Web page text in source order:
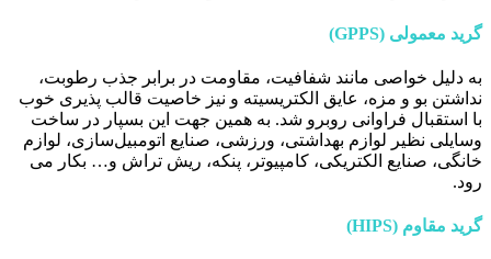
گرید معمولی (GPPS)
به دلیل خواصی مانند شفافیت، مقاومت در برابر جذب رطوبت،
نداشتن بو و مزه، عایق الکتریسیته و نیز خاصیت قالب پذیری خوب
با استقبال فراوانی روبرو شد. به همین جهت این بسپار در ساخت
وسایلی نظیر لوازم بهداشتی، ورزشی، صنایع اتومبیل‌سازی، لوازم
خانگی، صنایع الکتریکی، کامپیوتر، پنکه، ریش تراش و… بکار می
رود.
گرید مقاوم (HIPS)